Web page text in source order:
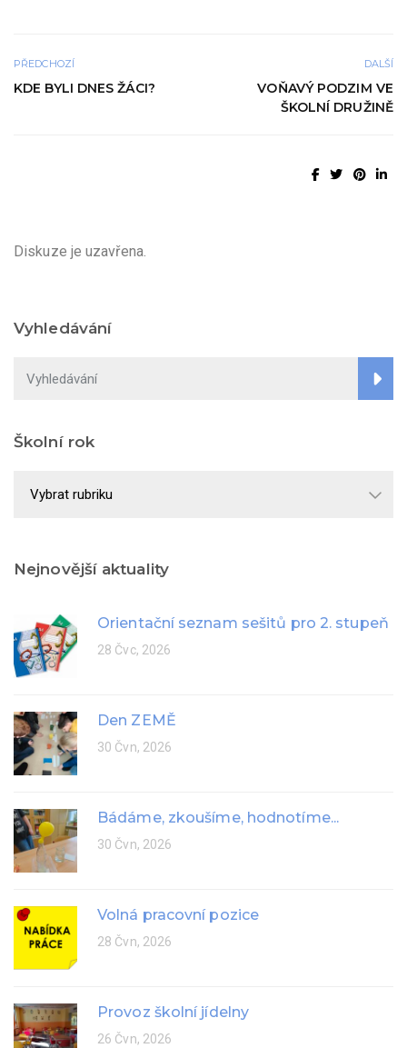
PŘEDCHOZÍ
KDE BYLI DNES ŽÁCI?
DALŠÍ
VOŇAVÝ PODZIM VE
ŠKOLNÍ DRUŽINĚ
Diskuze je uzavřena.
Vyhledávání
Školní rok
Nejnovější aktuality
Orientační seznam sešitů pro 2. stupeň
28 Čvc, 2026
Den ZEMĚ
30 Čvn, 2026
Bádáme, zkoušíme, hodnotíme...
30 Čvn, 2026
Volná pracovní pozice
28 Čvn, 2026
Provoz školní jídelny
26 Čvn, 2026